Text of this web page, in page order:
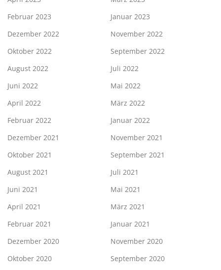
Februar 2023
Januar 2023
Dezember 2022
November 2022
Oktober 2022
September 2022
August 2022
Juli 2022
Juni 2022
Mai 2022
April 2022
März 2022
Februar 2022
Januar 2022
Dezember 2021
November 2021
Oktober 2021
September 2021
August 2021
Juli 2021
Juni 2021
Mai 2021
April 2021
März 2021
Februar 2021
Januar 2021
Dezember 2020
November 2020
Oktober 2020
September 2020